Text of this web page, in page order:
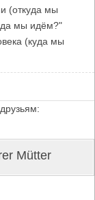
(откуда мы
мы идём?"
(куда мы
Mütter